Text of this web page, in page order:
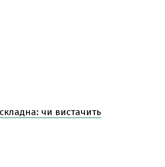
складна: чи вистачить